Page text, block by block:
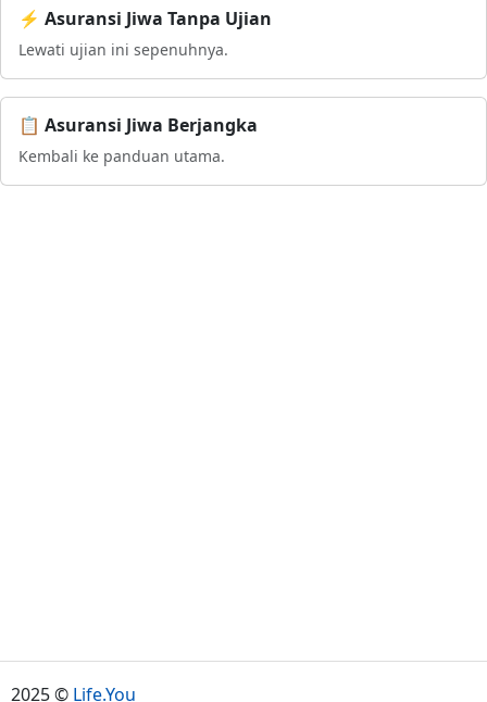
⚡ Asuransi Jiwa Tanpa Ujian
Lewati ujian ini sepenuhnya.
📋 Asuransi Jiwa Berjangka
Kembali ke panduan utama.
2025 © Life.You